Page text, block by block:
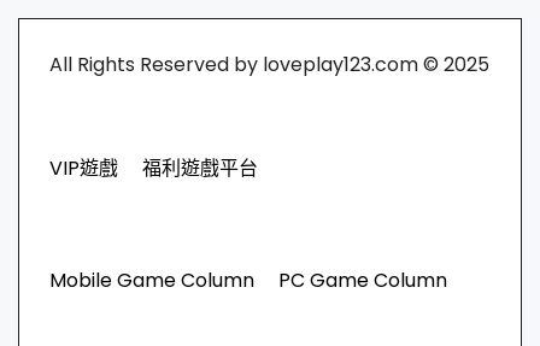
All Rights Reserved by loveplay123.com © 2025
VIP遊戲 福利遊戲平台
Mobile Game Column PC Game Column